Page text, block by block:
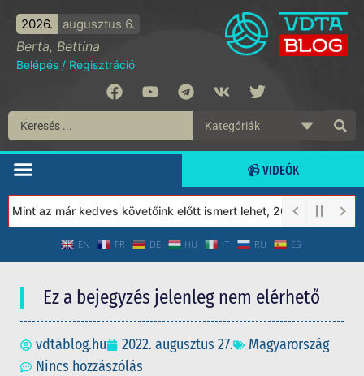
2026. augusztus 6.
Berta, Bettina
Belépés / Regisztráció
📹 VIDEÓK
az már kedves követőink előtt ismert lehet, 2023-tól a Védett
EN FR DE HU IT RU ES
Ez a bejegyzés jelenleg nem elérhető
vdtablog.hu 2022. augusztus 27.
Magyarország
Nincs hozzászólás